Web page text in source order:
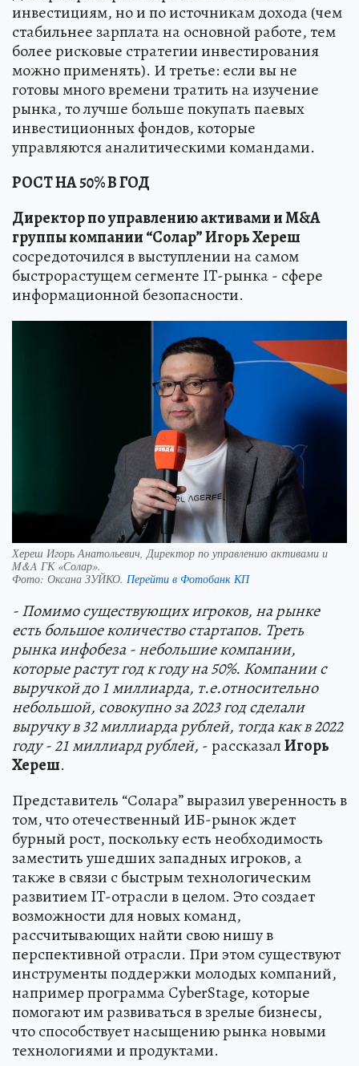
инвестициям, но и по источникам дохода (чем
стабильнее зарплата на основной работе, тем
более рисковые стратегии инвестирования
можно применять). И третье: если вы не
готовы много времени тратить на изучение
рынка, то лучше больше покупать паевых
инвестиционных фондов, которые
управляются аналитическими командами.
РОСТ НА 50% В ГОД
Директор по управлению активами и M&A
группы компании “Солар” Игорь Хереш
сосредоточился в выступлении на самом
быстрорастущем сегменте IT-рынка - сфере
информационной безопасности.
Хереш Игорь Анатольевич, Директор по управлению активами и
M&A ГК «Солар».
Фото: Оксана ЗУЙКО. Перейти в Фотобанк КП
- Помимо существующих игроков, на рынке
есть большое количество стартапов. Треть
рынка инфобеза - небольшие компании,
которые растут год к году на 50%. Компании с
выручкой до 1 миллиарда, т.е.относительно
небольшой, совокупно за 2023 год сделали
выручку в 32 миллиарда рублей, тогда как в 2022
году - 21 миллиард рублей, - рассказалИгорь
Хереш.
Представитель “Солара” выразил уверенность в
том, что отечественный ИБ-рынок ждет
бурный рост, поскольку есть необходимость
заместить ушедших западных игроков, а
также в связи с быстрым технологическим
развитием IT-отрасли в целом. Это создает
возможности для новых команд,
рассчитывающих найти свою нишу в
перспективной отрасли. При этом существуют
инструменты поддержки молодых компаний,
например программа CyberStage, которые
помогают им развиваться в зрелые бизнесы,
что способствует насыщению рынка новыми
технологиями и продуктами.